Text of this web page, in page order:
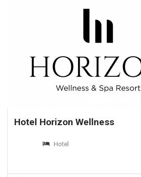
Hotel Horizon Wellness
Hotel